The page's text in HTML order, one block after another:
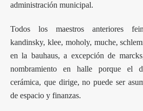
administración municipal.
Todos los maestros anteriores
kandinsky, klee, moholy, muche,
en la bauhaus, a excepción de
nombramiento en halle porque el
cerámica, que dirige, no puede ser
de espacio y finanzas.